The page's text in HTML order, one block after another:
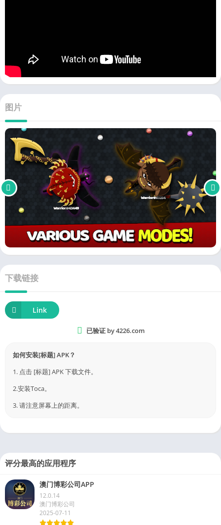
图片
下载链接
Link
已验证 by 4226.com
如何安装[标题] APK？
1. 点击 [标题] APK 下载文件。
2.安装Toca。
3. 请注意屏幕上的距离。
评分最高的应用程序
澳门博彩公司APP
12.0.14
澳门博彩公司
2025-07-11